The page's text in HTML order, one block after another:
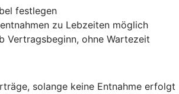
festlegen
zu Lebzeiten möglich
Vertragsbeginn, ohne Wartezeit
solange keine Entnahme erfolgt